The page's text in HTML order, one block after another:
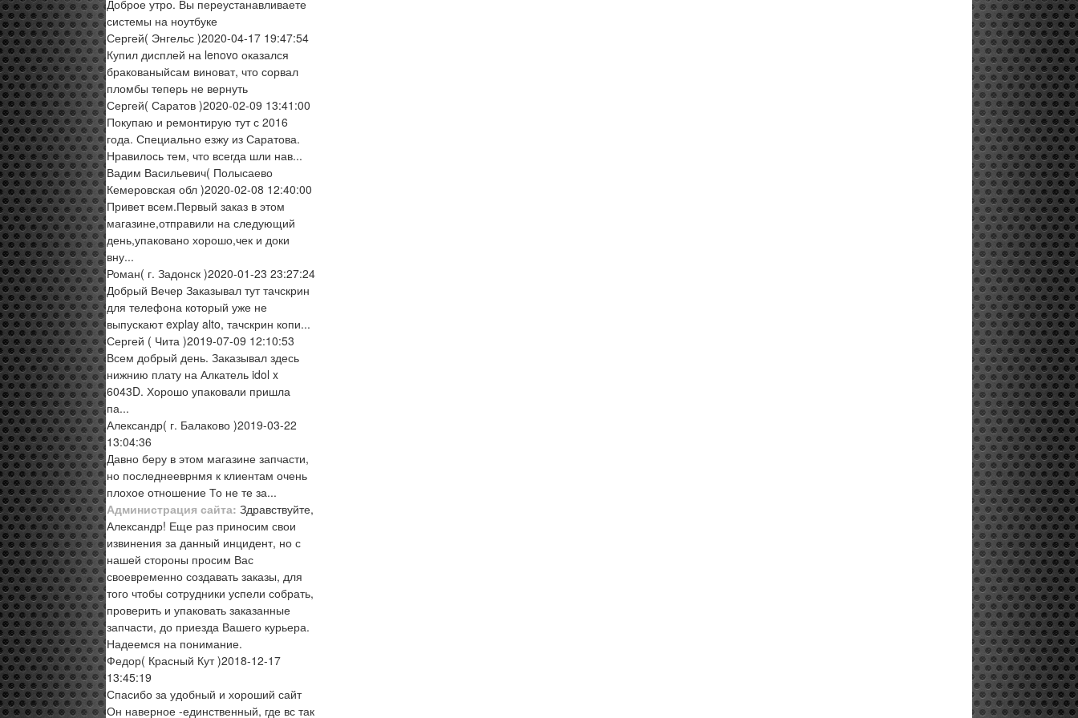
Доброе утро. Вы переустанавливаете
системы на ноутбуке
Сергей( Энгельс )2020-04-17 19:47:54
Купил дисплей на lenovo оказался
бракованыйсам виноват, что сорвал
пломбы теперь не вернуть
Сергей( Саратов )2020-02-09 13:41:00
Покупаю и ремонтирую тут с 2016
года. Специально езжу из Саратова.
Нравилось тем, что всегда шли нав...
Вадим Васильевич( Полысаево
Кемеровская обл )2020-02-08 12:40:00
Привет всем.Первый заказ в этом
магазине,отправили на следующий
день,упаковано хорошо,чек и доки
вну...
Роман( г. Задонск )2020-01-23 23:27:24
Добрый Вечер Заказывал тут тачскрин
для телефона который уже не
выпускают explay alto, тачскрин копи...
Сергей ( Чита )2019-07-09 12:10:53
Всем добрый день. Заказывал здесь
нижнию плату на Алкатель idol x
6043D. Хорошо упаковали пришла
па...
Александр( г. Балаково )2019-03-22
13:04:36
Давно беру в этом магазине запчасти,
но последнееврнмя к клиентам очень
плохое отношение То не те за...
Администрация сайта: Здравствуйте,
Александр! Еще раз приносим свои
извинения за данный инцидент, но с
нашей стороны просим Вас
своевременно создавать заказы, для
того чтобы сотрудники успели собрать,
проверить и упаковать заказанные
запчасти, до приезда Вашего курьера.
Надеемся на понимание.
Федор( Красный Кут )2018-12-17
13:45:19
Спасибо за удобный и хороший сайт
Он наверное -единственный, где вс так